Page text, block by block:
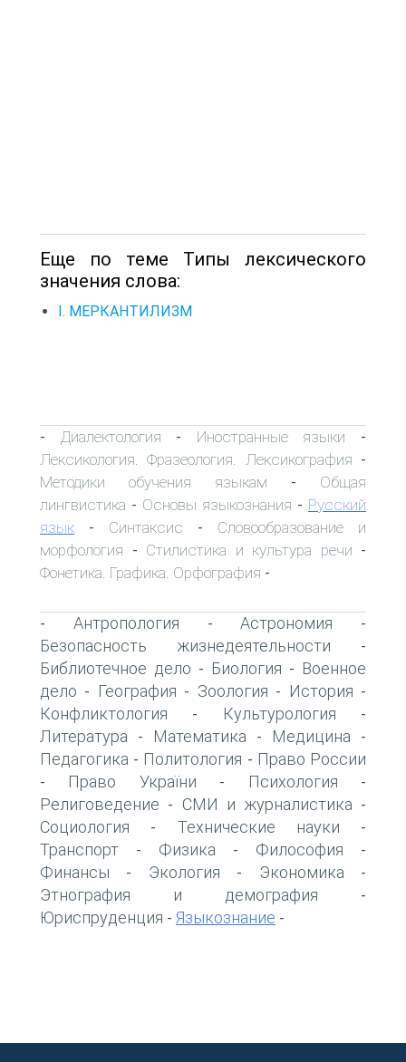
Еще по теме Типы лексического
значения слова:
I. МЕРКАНТИЛИЗМ
- Диалектология - Иностранные языки -
Лексикология. Фразеология. Лексикография -
Методики обучения языкам - Общая
лингвистика - Основы языкознания - Русский
язык - Синтаксис - Словообразование и
морфология - Стилистика и культура речи -
Фонетика. Графика. Орфография -
- Антропология -Астрономия -
Безопасность жизнедеятельности -
Библиотечное дело - Биология - Военное
дело - География - Зоология - История -
Конфликтология - Культурология -
Литература - Математика - Медицина -
Педагогика - Политология - Право России
- Право України - Психология -
Религоведение - СМИ и журналистика -
Социология - Технические науки -
Транспорт - Физика - Философия -
Финансы - Экология - Экономика -
Этнография и демография -
Юриспруденция - Языкознание -